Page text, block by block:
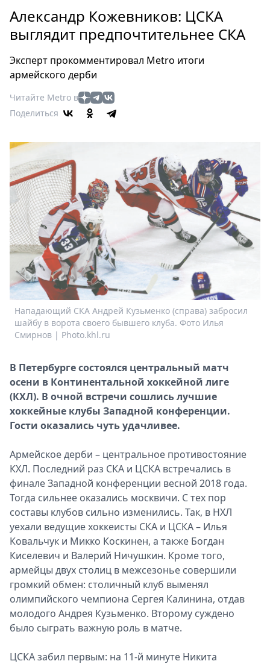
Россия
Мир
Еда
Туризм
Мода
Театр
Книги
Выставки
Пресс-
релизы
О
Metro
Стримы
Спецпроекты
Звезды
Выборы
2026
Скачай
Александр Кожевников: ЦСКА
выглядит предпочтительнее СКА
Эксперт прокомментировал Metro итоги
армейского дерби
Читайте Metro в
Поделиться
Нападающий СКА Андрей Кузьменко (справа) забросил
шайбу в ворота своего бывшего клуба. Фото Илья
Смирнов | Photo.khl.ru
В Петербурге состоялся центральный матч
осени в Континентальной хоккейной лиге
(КХЛ). В очной встречи сошлись лучшие
хоккейные клубы Западной конференции.
Гости оказались чуть удачливее.
Армейское дерби – центральное противостояние
КХЛ. Последний раз СКА и ЦСКА встречались в
финале Западной конференции весной 2018 года.
Тогда сильнее оказались москвичи. С тех пор
составы клубов сильно изменились. Так, в НХЛ
уехали ведущие хоккеисты СКА и ЦСКА – Илья
Ковальчук и Микко Коскинен, а также Богдан
Киселевич и Валерий Ничушкин. Кроме того,
армейцы двух столиц в межсезонье совершили
громкий обмен: столичный клуб выменял
олимпийского чемпиона Сергея Калинина, отдав
молодого Андрея Кузьменко. Второму суждено
было сыграть важную роль в матче.
ЦСКА забил первым: на 11-й минуте Никита